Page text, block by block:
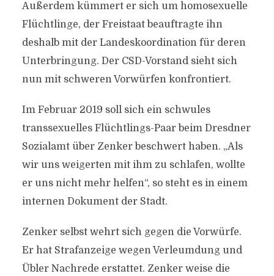
Außerdem kümmert er sich um homosexuelle
Flüchtlinge, der Freistaat beauftragte ihn
deshalb mit der Landeskoordination für deren
Unterbringung. Der CSD-Vorstand sieht sich
nun mit schweren Vorwürfen konfrontiert.
Im Februar 2019 soll sich ein schwules
transsexuelles Flüchtlings-Paar beim Dresdner
Sozialamt über Zenker beschwert haben. „Als
wir uns weigerten mit ihm zu schlafen, wollte
er uns nicht mehr helfen“, so steht es in einem
internen Dokument der Stadt.
Zenker selbst wehrt sich gegen die Vorwürfe.
Er hat Strafanzeige wegen Verleumdung und
Übler Nachrede erstattet. Zenker weise die